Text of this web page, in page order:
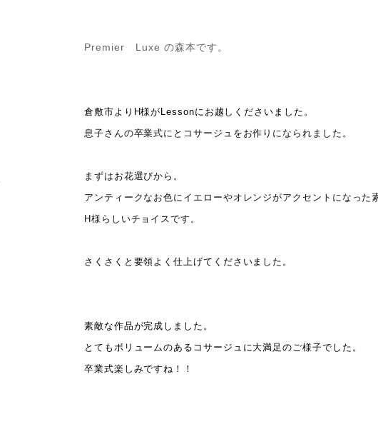
Premier Luxe の森本です。
倉敷市よりH様がLessonにお越しくださいました。
息子さんの卒業式にとコサージュをお作りになられました。
まずはお花選びから。
アンティークなお色にイエローやオレンジがアクセントになった
H様らしいチョイスです。
さくさくと要領よく仕上げてくださいました。
素敵な作品が完成しました。
とてもボリュームのあるコサージュに大満足のご様子でした。
卒業式楽しみですね！！